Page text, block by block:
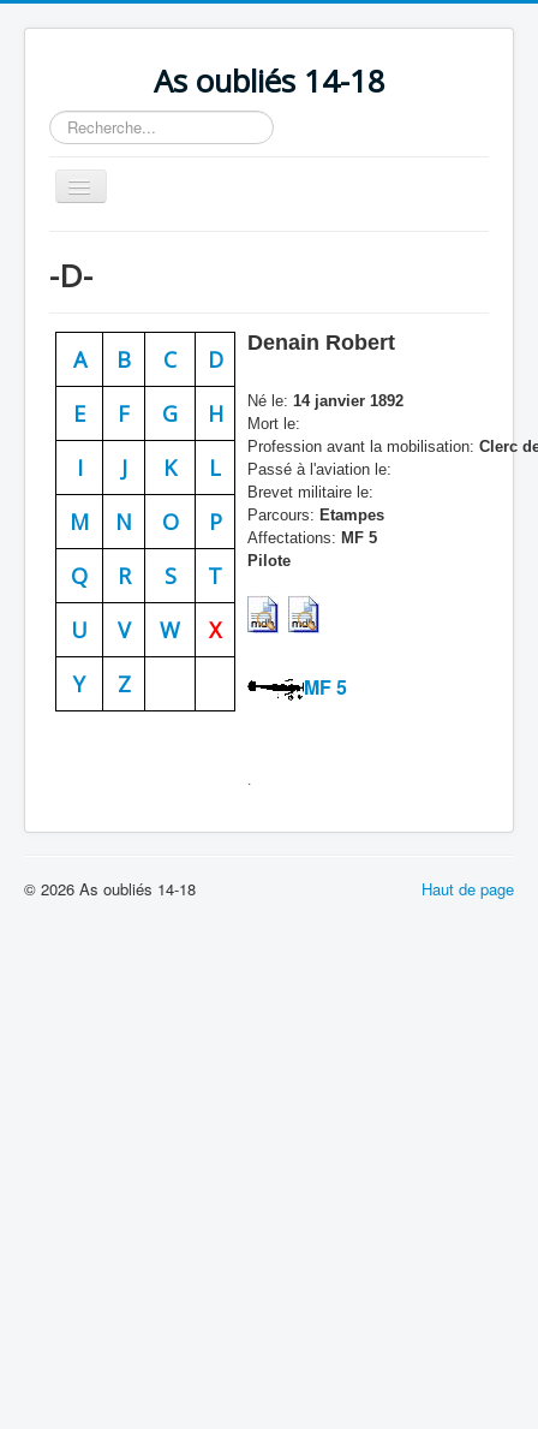
As oubliés 14-18
Rechercher
Basculer
la
Chronologie
Escadrilles
Organisation
Avions
Formation
Doctrines
Batailles
Cahiers des As
-D-
A B C
D
E
F G
H
I
J K
L
M
N O
P
Q
R S
T
U
V W
X
Y
Z
Denain Robert
Né le: 14 janvier 1892
Mort le:
Profession avant la mobilisation: Clerc
Passé à l'aviation le:
Brevet militaire le:
Parcours: Etampes
Affectations: MF 5
Pilote
MF 5
.
Haut de page
© 2026 As oubliés 14-18